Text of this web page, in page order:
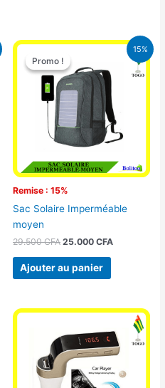
15%
Promo !
Remise : 15%
Promo !
Sac Solaire Imperméable
moyen
29.500CFA
Le
prix
initial
était :
29.500 CFA.
25.000 CFA
Le
prix
actuel
Ajouter au panier